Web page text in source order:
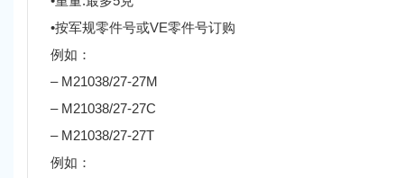
•按军规零件号或VE零件号订购
例如：
– M21038/27-27M
– M21038/27-27C
– M21038/27-27T
例如：